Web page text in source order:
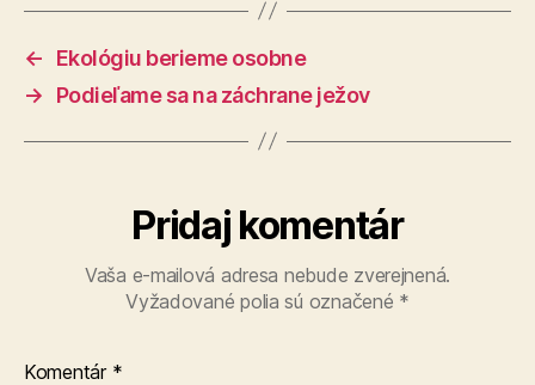
←
Ekológiu berieme osobne
→
Podieľame sa na záchrane ježov
Pridaj komentár
Vaša e-mailová adresa nebude zverejnená.
Vyžadované polia sú označené *
Komentár *